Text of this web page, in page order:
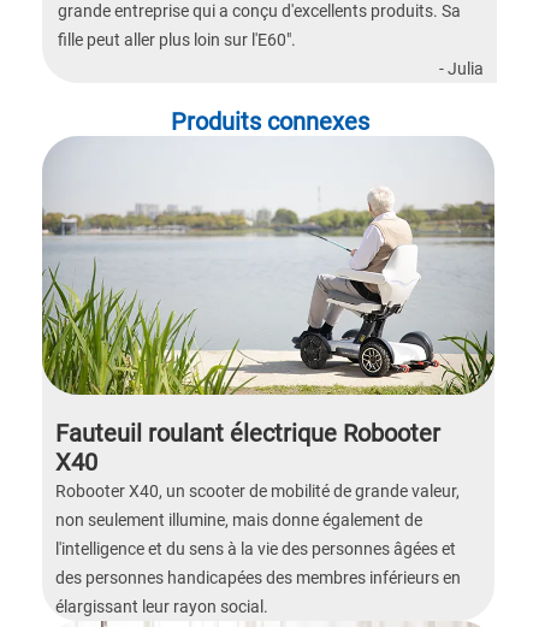
grande entreprise qui a conçu d'excellents produits. Sa
fille peut aller plus loin sur l'E60".
- Julia
Produits connexes
Fauteuil roulant électrique Robooter
X40
Robooter X40, un scooter de mobilité de grande valeur,
non seulement illumine, mais donne également de
l'intelligence et du sens à la vie des personnes âgées et
des personnes handicapées des membres inférieurs en
élargissant leur rayon social.